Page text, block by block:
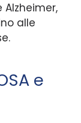
alle
e